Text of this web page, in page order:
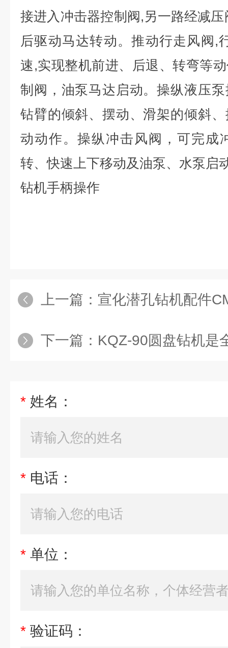
接进入冲击器控制阀,另一路经减
后驱动马达转动。推动行走风阀,
速,实现整机前进、后退、转弯等
制阀，油泵马达启动。操纵液压
钻臂的倾斜、摆动、滑架的倾斜
动动作。操纵冲击风阀，可完成
转、快速上下移动及油泵、水泵启
钻机手柄操作
上一篇： 宣化潜孔钻机配件
下一篇： KQZ-90圆盘钻机是全气
* 姓名：
* 电话：
* 单位：
* 验证码：